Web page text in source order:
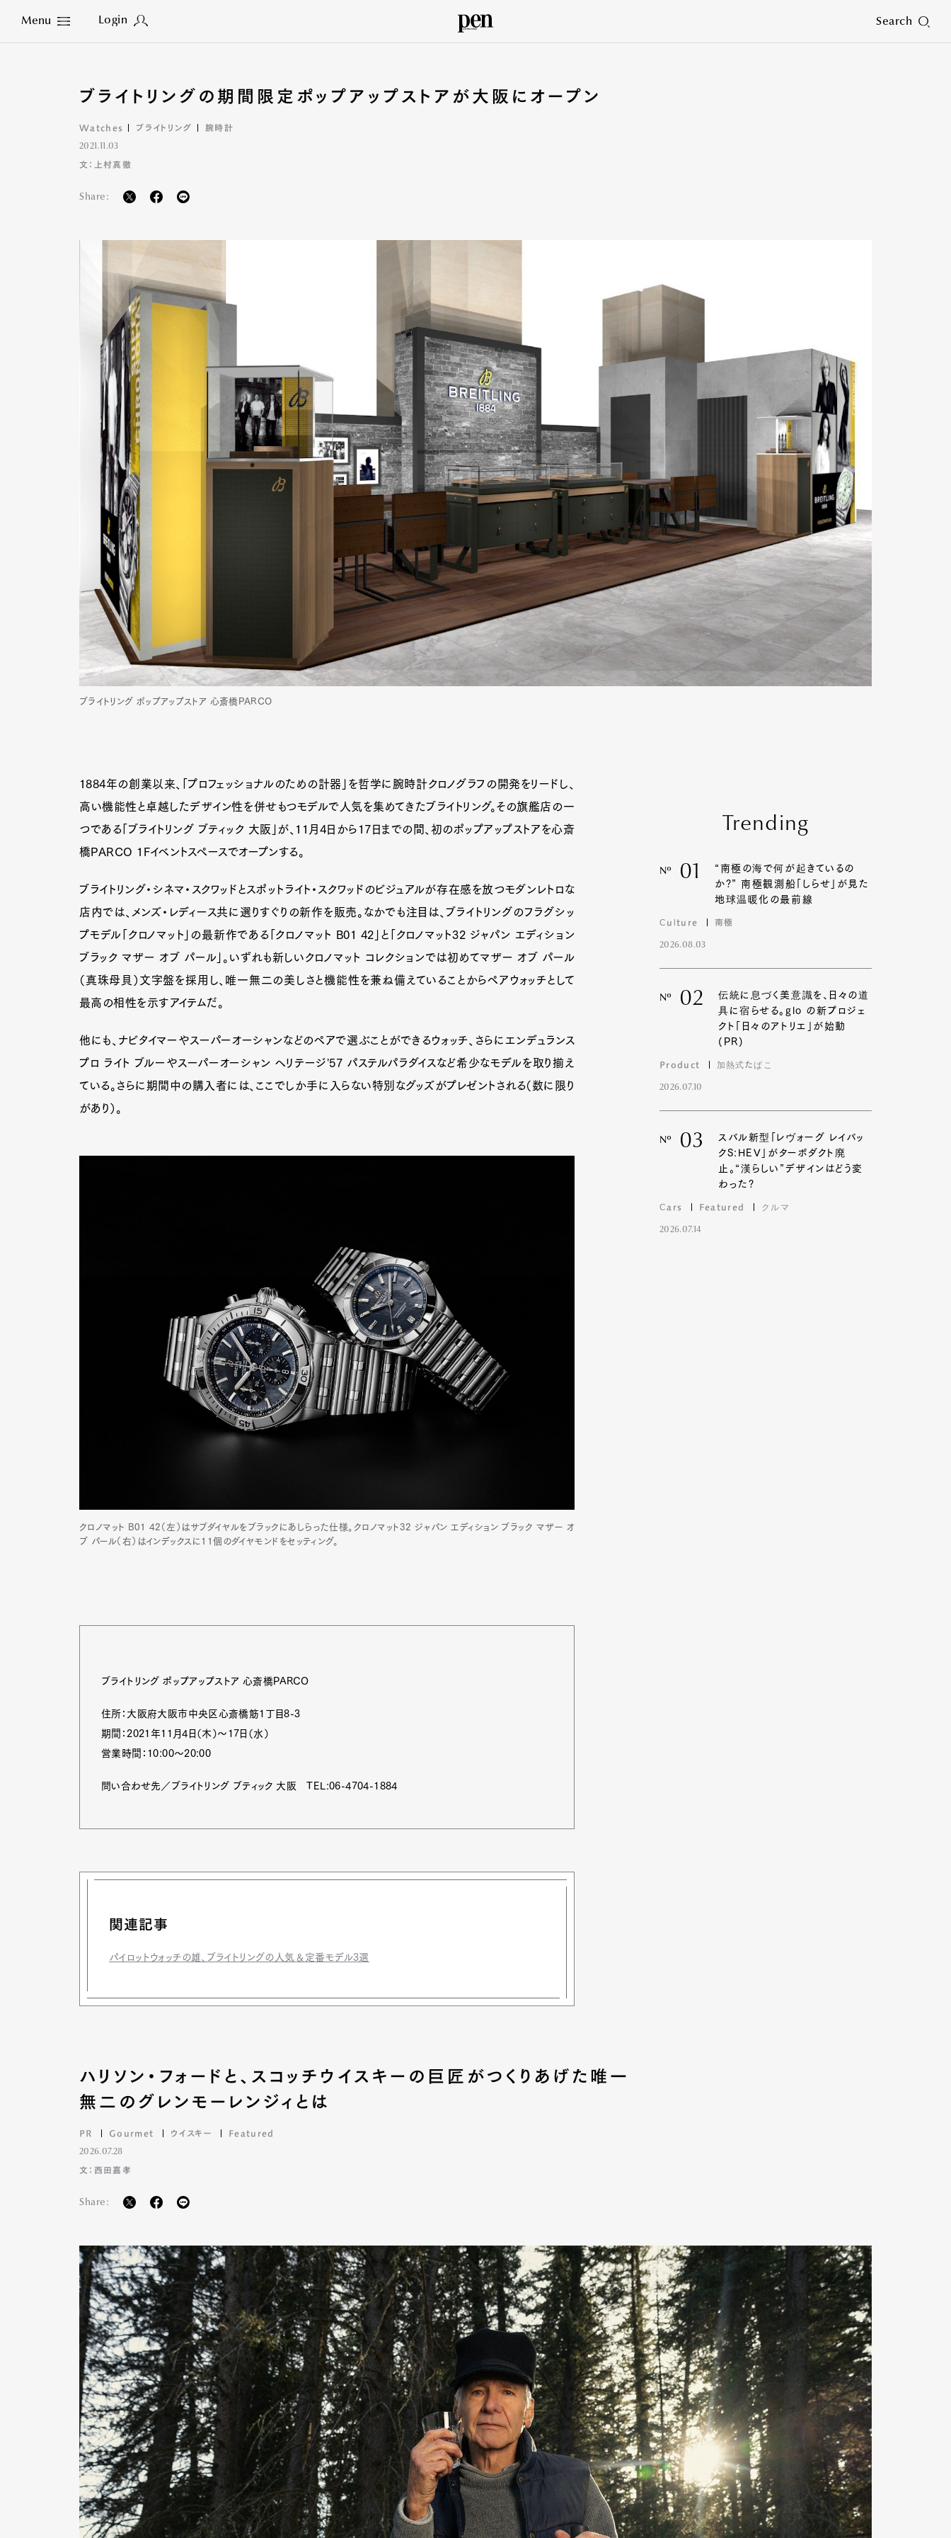
Menu Login Search
Close
Art&Design Watch
Fashion
Gourmet
Pen Meet
ブライトリングの期間限定ポップアップストアが大阪にオープン
Watches ブライトリング 腕時計
2021.11.03
文：上村真徹
Share:
ブライトリング ポップアップストア 心斎橋PARCO
1884年の創業以来、「プロフェッショナルのための計器」を哲学に腕時計クロノグラフの開発をリードし、
高い機能性と卓越したデザイン性を併せもつモデルで人気を集めてきたブライトリング。その旗艦店の一
つである「ブライトリング ブティック 大阪」が、11月4日から17日までの間、初のポップアップストアを心斎
橋PARCO 1Fイベントスペースでオープンする。
ブライトリング・シネマ・スクワッドとスポットライト・スクワッドのビジュアルが存在感を放つモダンレトロな
店内では、メンズ・レディース共に選りすぐりの新作を販売。なかでも注目は、ブライトリングのフラグシッ
プモデル「クロノマット」の最新作である「クロノマット B01 42」と「クロノマット32 ジャパン エディション
ブラック マザー オブ パール」。いずれも新しいクロノマット コレクションでは初めてマザー オブ パール
（真珠母貝）文字盤を採用し、唯一無二の美しさと機能性を兼ね備えていることからペアウォッチとして
最高の相性を示すアイテムだ。
他にも、ナビタイマーやスーパーオーシャンなどのペアで選ぶことができるウォッチ、さらにエンデュランス
プロ ライト ブルーやスーパーオーシャン ヘリテージ'57 パステルパラダイスなど希少なモデルを取り揃え
ている。さらに期間中の購入者には、ここでしか手に入らない特別なグッズがプレゼントされる（数に限り
があり）。
クロノマット B01 42（左）はサブダイヤルをブラックにあしらった仕様。クロノマット32 ジャパン エディション ブラック マザー オ
ブ パール（右）はインデックスに11個のダイヤモンドをセッティング。
ブライトリング ポップアップストア 心斎橋PARCO
住所：大阪府大阪市中央区心斎橋筋1丁目8-3
期間：2021年11月4日（木）～17日（水）
営業時間：10:00～20:00
問い合わせ先／ブライトリング ブティック 大阪 TEL:06-4704-1884
関連記事
パイロットウォッチの雄、ブライトリングの人気＆定番モデル3選
Trending
Nº 01
“南極の海で何が起きているの
か?” 南極観測船「しらせ」が見た
地球温暖化の最前線
Culture 南極
2026.08.03
Nº 02
伝統に息づく美意識を、日々の道
具に宿らせる。glo の新プロジェ
クト「日々のアトリエ」が始動
(PR)
Product 加熱式たばこ
2026.07.10
Nº 03
スバル新型「レヴォーグ レイバッ
クS:HEV」がターボダクト廃
止。“漢らしい”デザインはどう変
わった?
Cars Featured クルマ
2026.07.14
ハリソン・フォードと、スコッチウイスキーの巨匠がつくりあげた唯一
無二のグレンモーレンジィとは
PR Gourmet ウイスキー Featured
2026.07.28
文：西田嘉孝
Share: